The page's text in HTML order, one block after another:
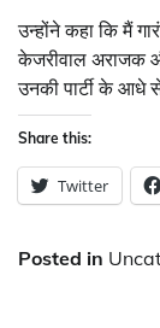
उन्होंने कहा कि मैं
केजरीवाल अराजक
उनकी पार्टी के आधे
Share this:
Twitter
Posted in